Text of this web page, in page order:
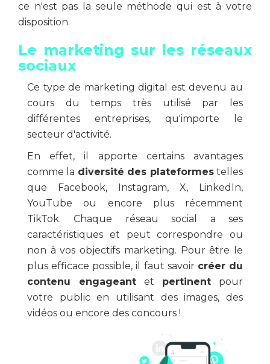
ce n'est pas la seule méthode qui est à votre
disposition.
Le marketing sur les réseaux
sociaux
Ce type de marketing digital est devenu au
cours du temps très utilisé par les
différentes entreprises, qu'importe le
secteur d'activité.
En effet, il apporte certains avantages
comme la diversité des plateformestelles
que Facebook, Instagram, X, LinkedIn,
YouTube ou encore plus récemment
TikTok. Chaque réseau social a ses
caractéristiques et peut correspondre ou
non à vos objectifs marketing. Pour être le
plus efficace possible, il faut savoir créer du
contenu engageant et pertinent pour
votre public en utilisant des images, des
vidéos ou encore des concours !